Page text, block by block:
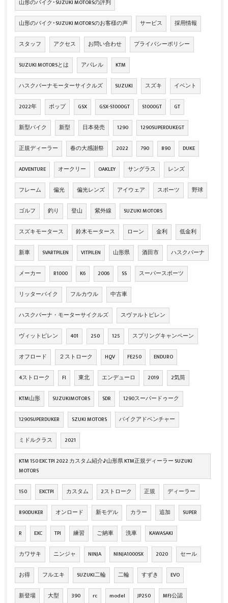
山形のバイク･SUZUKI MOTORSの評判
山形のバイク･SUZUKI MOTORSのお客様の声 サービス 採用情報
スタッフ アクセス お問い合わせ プライバシーポリシー
SUZUKI MOTORSとは アパレル KTM
ハスクバーナモーターサイクルズ SUZUKI スズキ イベント
2022年 ポップ GSX GSX-S1000GT S1000GT GT
新型バイク 新型 日本発売 1290 1290SUPERDUKEGT
正規ディーラー 春の大感謝祭 2022 790 890 DUKE
ADVENTURE オークリー OAKLEY サングラス レンズ
フレーム 偏光 偏光レンズ アイウェア スポーツ 野球
ゴルフ 釣り 登山 紫外線 SUZUKI MOTORS
スズキモータース 鈴木モータース ローン 金利 低金利
新車 SVARTPILEN VITPILEN 山形県 酒田市 ハスクバーナ
メーカー R1000 K6 2006 SS スーパースポーツ
リッターバイク フルカウル 中古車
ハスクバーナ・モーターサイクルズ スヴァルトピレン
ヴィットピレン 401 250 125 スプリングキャンペーン
オフロード ２ストローク HQV FE250 ENDURO
4ストローク FI 東北 エンデューロ 2019 2気筒
KTM山形 SUZUKIMOTORS SDR 1290スーパードゥーク
1290SUPERDUKER SZUKI MOTORS バイクアドベンチャー
ミドルクラス 2021
KTM 150 EXC TPI 2022 カスタム紹介♪山形県 KTM正規ディーラー SUZUKI
MOTORS
150 EXCTPI カスタム 2ストローク 正規 ディーラー
890DUKER オンロード 新モデル カラー 追加 SUPER
R EXC TPI 練習 ご納車 洗車 KAWASAKI
カワサキ ニンジャ NINJA NINJA1000SX 2020 セール
お得 フルエキ SUZUKI二輪 二輪 すずき EVO
新登場 大型 390 rc model JP250 MFJ公認